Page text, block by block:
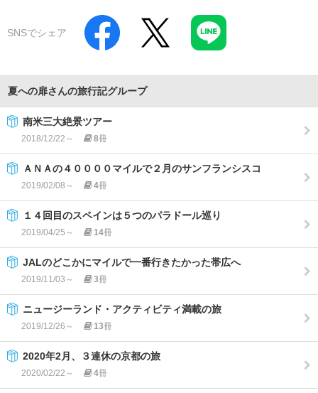
SNSでシェア
夏への扉さんの旅行記グループ
南米三大絶景ツアー
2018/12/22～ 8冊
ＡＮＡの４００００マイルで２月のサンフランシスコ
2019/02/08～ 4冊
１４回目のスペインは５つのパラドール巡り
2019/04/25～ 14冊
JALのどこかにマイルで一番行きたかった帯広へ
2019/11/03～ 3冊
ニュージーランド・アクティビティ満載の旅
2019/12/26～ 13冊
2020年2月、３連休の京都の旅
2020/02/22～ 4冊